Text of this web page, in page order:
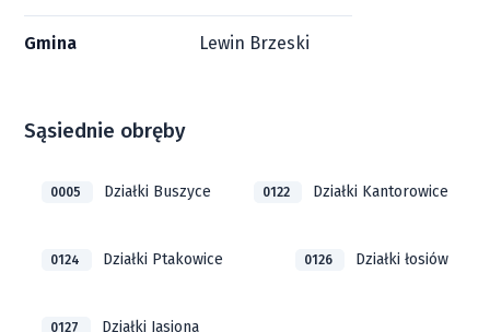
Gmina Lewin Brzeski
Sąsiednie obręby
0005 Działki Buszyce 0122 Działki Kantorowice
0124 Działki Ptakowice 0126 Działki łosiów
0127 Działki Jasiona